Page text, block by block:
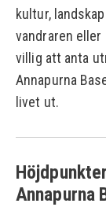
kultur,
vandraren eller
villig att anta
Annapurna
livet ut.
Annapurna